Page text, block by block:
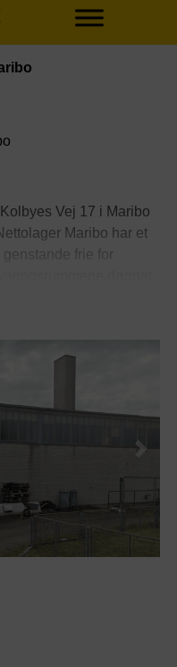
Vej 17 i Maribo
Maribo har et
frie for
Derudover er